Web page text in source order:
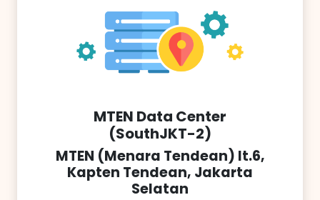
MTEN Data Center
(SouthJKT-2)
MTEN (Menara Tendean) lt.6,
Kapten Tendean, Jakarta
Selatan